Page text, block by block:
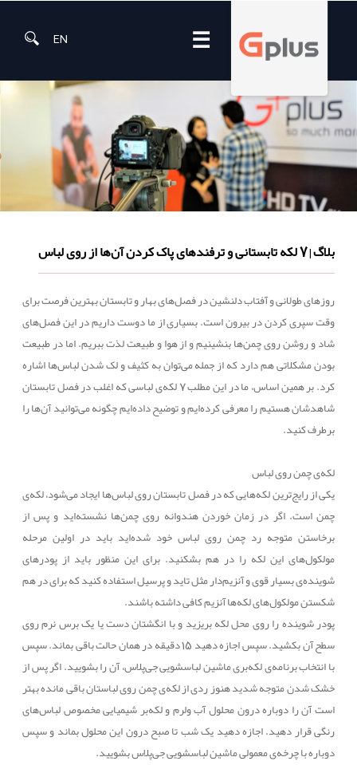
☰
EN
بلاگ|7 لکه تابستانی و ترفندهای پاک کردن آن‌ها از روی لباس
روزهای طولانی و آفتاب دلنشین در فصل‌های بهار و تابستان بهترین فرصت برای
وقت سپری کردن در بیرون است. بسیاری از ما دوست داریم در این فصل‌های
شاد و روشن روی چمن‌ها بنشینیم و از هوا و طبیعت لذت ببریم. اما در طبیعت
بودن مشکلاتی هم دارد که از جمله می‌توان به کثیف و لک شدن لباس‌ها اشاره
کرد. بر همین اساس، ما در این مطلب 7 لکه‌ی لباسی که اغلب در فصل تابستان
شاهدشان هستیم را معرفی کرده‌ایم و توضیح داده‌ایم چگونه می‌توانید آن‌ها را
برطرف کنید.
لکه‌ی چمن روی لباس
یکی از رایج‌ترین لکه‌هایی که در فصل تابستان روی لباس‌ها ایجاد می‌شود، لکه‌ی
چمن است. اگر در زمان خوردن هندوانه روی چمن‌ها نشسته‌اید و پس از
برخاستن متوجه رد چمن روی لباس خود شده‌اید باید در اولین مرحله
مولکول‌های این لکه را در هم بشکنید. برای این منظور باید از پودرهای
شوینده‌ی بسیار قوی و آنزیم‌دار مثل تاید و پرسیل استفاده کنید که برای در هم
شکستن مولکول‌های لکه‌ها آنزیم کافی داشته باشند.
پودر شوینده را روی محل لکه بریزید و با انگشتان دست یا یک برس نرم روی
سطح آن بکشید. سپس اجازه دهید 15 دقیقه در همان حالت باقی بماند. سپس
با انتخاب برنامه‌ی لکه‌بری ماشین لباسشویی جی‌پلاس، آن را بشویید. اگر پس از
خشک شدن متوجه شدید هنوز ردی از لکه‌ی چمن روی لباستان باقی مانده بهتر
است آن را دوباره درون محلول آب ولرم و لکه‌بر شیمیایی مخصوص لباس‌های
رنگی قرار دهید. اجازه دهید یک شب تا صبح درون این محلول بماند و سپس
دوباره با چرخه‌ی معمولی ماشین لباسشویی جی‌پلاس بشویید.